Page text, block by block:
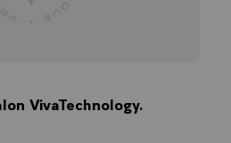
VivaTechnology.